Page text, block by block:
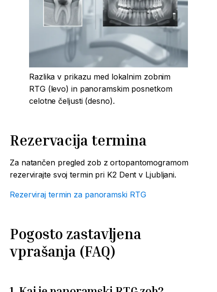
Razlika v prikazu med lokalnim zobnim
RTG (levo) in panoramskim posnetkom
celotne čeljusti (desno).
Rezervacija termina
Za natančen pregled zob z ortopantomogramom
rezervirajte svoj termin pri K2 Dent v Ljubljani.
Rezerviraj termin za panoramski RTG
Pogosto zastavljena
vprašanja (FAQ)